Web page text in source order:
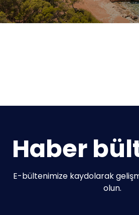
Haber
E-bültenimize kaydolarak
olun.